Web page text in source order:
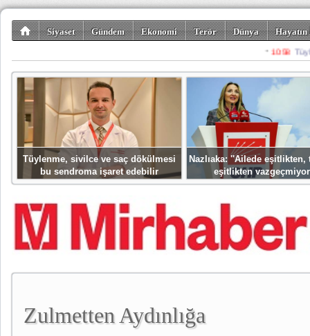
Siyaset Gündem Ekonomi Terör Dünya
Misafir
Tüylenme, sivilce ve saç dökülmesi
bu sendroma işaret edebilir
Nazlıaka: ''Ailede eşitlikten,
eşitlikten
Zulmetten Aydınlığa